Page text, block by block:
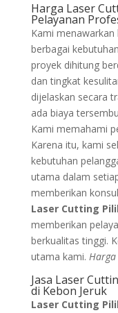
Harga Laser
Pelayanan
Kami
berbagai
proyek dihitung
dan tingkat
dijelaskan secara
ada biaya
Kami memahami
Karena itu, kami
kebutuhan
utama dalam
memberikan
Laser Cutting
memberikan
berkualitas tinggi.
utama kami.
Jasa Laser
di Kebon Jeruk
Laser Cutting